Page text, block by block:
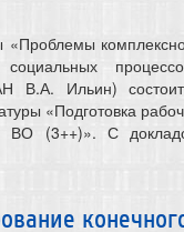
В.А. Ильин)
«Подготовка
ВО (3++)». С